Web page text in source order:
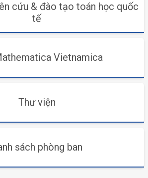
cứu & đào tạo toán học quốc
tế
Vietnamica
Thư viện
sách phòng ban